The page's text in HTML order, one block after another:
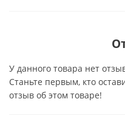
У данного товара нет
Станьте первым, кто
отзыв об этом товаре!